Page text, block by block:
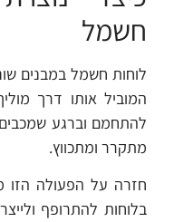
חשמל
לוחות חשמל במבנים
המוביל אותו דרך
להתחמם וברגע
מתקרר ומתכווץ.
חזרה על הפעולה הזו
בלוחות להתרופף